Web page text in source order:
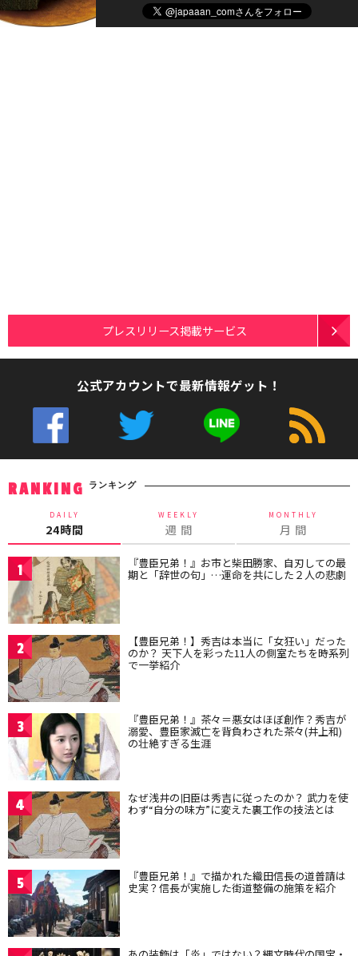
プレスリリース掲載サービス
公式アカウントで最新情報ゲット！
RANKING ランキング
DAILY
24時間
WEEKLY
週 間
MONTHLY
月 間
1 『豊臣兄弟！』お市と柴田勝家、自刃しての最
期と「辞世の句」…運命を共にした２人の悲劇
2 【豊臣兄弟！】秀吉は本当に「女狂い」だった
のか？ 天下人を彩った11人の側室たちを時系列
で一挙紹介
3 『豊臣兄弟！』茶々＝悪女はほぼ創作？秀吉が
溺愛、豊臣家滅亡を背負わされた茶々(井上和)
の壮絶すぎる生涯
4 なぜ浅井の旧臣は秀吉に従ったのか？ 武力を使
わず“自分の味方”に変えた裏工作の技法とは
5 『豊臣兄弟！』で描かれた織田信長の道普請は
史実？信長が実施した街道整備の施策を紹介